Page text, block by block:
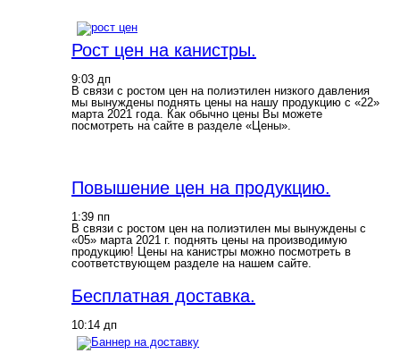
Рост цен на канистры.
9:03 дп
В связи с ростом цен на полиэтилен низкого давления
мы вынуждены поднять цены на нашу продукцию с «22»
марта 2021 года. Как обычно цены Вы можете
посмотреть на сайте в разделе «Цены».
Повышение цен на продукцию.
1:39 пп
В связи с ростом цен на полиэтилен мы вынуждены с
«05» марта 2021 г. поднять цены на производимую
продукцию! Цены на канистры можно посмотреть в
соответствующем разделе на нашем сайте.
Бесплатная доставка.
10:14 дп